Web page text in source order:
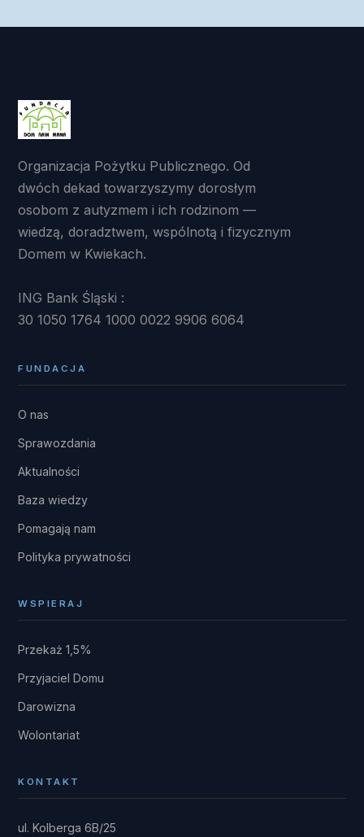
Organizacja Pożytku Publicznego. Od
dwóch dekad towarzyszymy dorosłym
osobom z autyzmem i ich rodzinom —
wiedzą, doradztwem, wspólnotą i fizycznym
Domem w Kwiekach.
ING Bank Śląski :
30 1050 1764 1000 0022 9906 6064
FUNDACJA
O nas
Sprawozdania
Aktualności
Baza wiedzy
Pomagają nam
Polityka prywatności
WSPIERAJ
Przekaż 1,5%
Przyjaciel Domu
Darowizna
Wolontariat
KONTAKT
ul. Kolberga 6B/25